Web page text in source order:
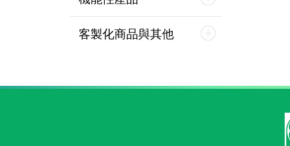
客製化商品與其他